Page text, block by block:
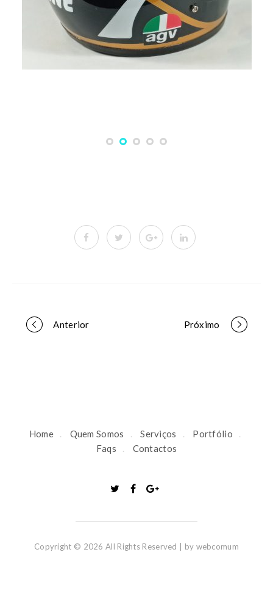
P
Anterior Próximo
Home Quem Somos Serviços
Portfólio
Faqs
Contactos
Copyright © 2026 All Rights Reserved | by webcomum